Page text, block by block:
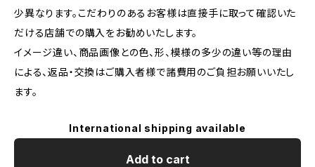
少異なります。こだわりのあるお客様は直接手に取って確認いた
だける店舗での購入をお勧めいたします。
イメージ違い、商品画像との色、形、模様の多少の違い等の理由
による、返品・交換はご購入者様で諸費用のご負担お願いいたし
ます。
International shipping available
Add to cart